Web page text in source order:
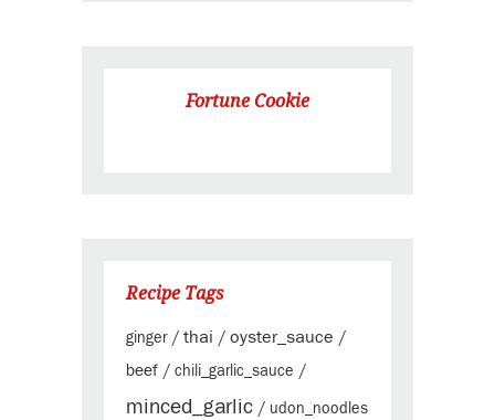
Fortune Cookie
Recipe Tags
ginger/ thai / oyster_sauce /
beef / chili_garlic_sauce /
minced_garlic / udon_noodles